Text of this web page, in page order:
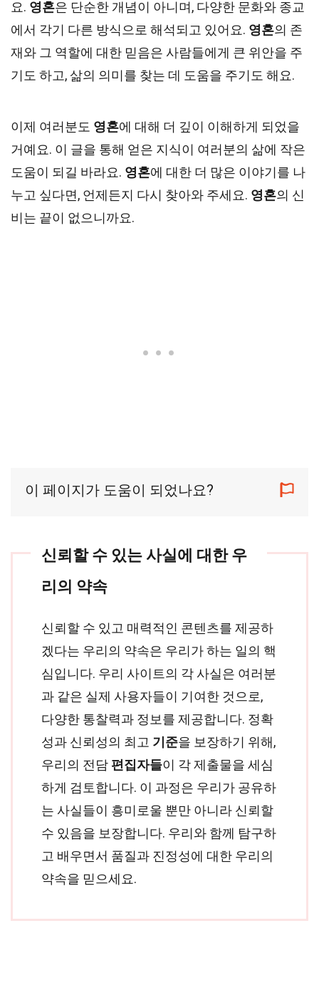
요. 영혼은 단순한 개념이 아니며, 다양한 문화와 종교
에서 각기 다른 방식으로 해석되고 있어요. 영혼의 존
재와 그 역할에 대한 믿음은 사람들에게 큰 위안을 주
기도 하고, 삶의 의미를 찾는 데 도움을 주기도 해요.
이제 여러분도 영혼에 대해 더 깊이 이해하게 되었을
거예요. 이 글을 통해 얻은 지식이 여러분의 삶에 작은
도움이 되길 바라요. 영혼에 대한 더 많은 이야기를 나
누고 싶다면, 언제든지 다시 찾아와 주세요. 영혼의 신
비는 끝이 없으니까요.
이 페이지가 도움이 되었나요?
신뢰할 수 있는 사실에 대한 우
리의 약속
신뢰할 수 있고 매력적인 콘텐츠를 제공하
겠다는 우리의 약속은 우리가 하는 일의 핵
심입니다. 우리 사이트의 각 사실은 여러분
과 같은 실제 사용자들이 기여한 것으로,
다양한 통찰력과 정보를 제공합니다. 정확
성과 신뢰성의 최고 기준을 보장하기 위해,
우리의 전담 편집자들이 각 제출물을 세심
하게 검토합니다. 이 과정은 우리가 공유하
는 사실들이 흥미로울 뿐만 아니라 신뢰할
수 있음을 보장합니다. 우리와 함께 탐구하
고 배우면서 품질과 진정성에 대한 우리의
약속을 믿으세요.